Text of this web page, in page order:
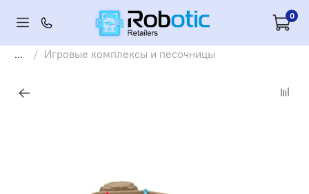
0
... Игровые комплексы и песочницы